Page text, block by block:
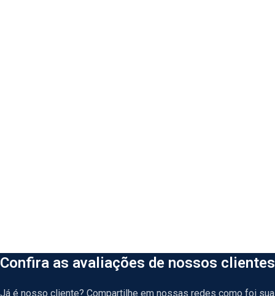
Confira as avaliações de nossos clientes
Já é nosso cliente? Compartilhe em nossas redes como foi sua